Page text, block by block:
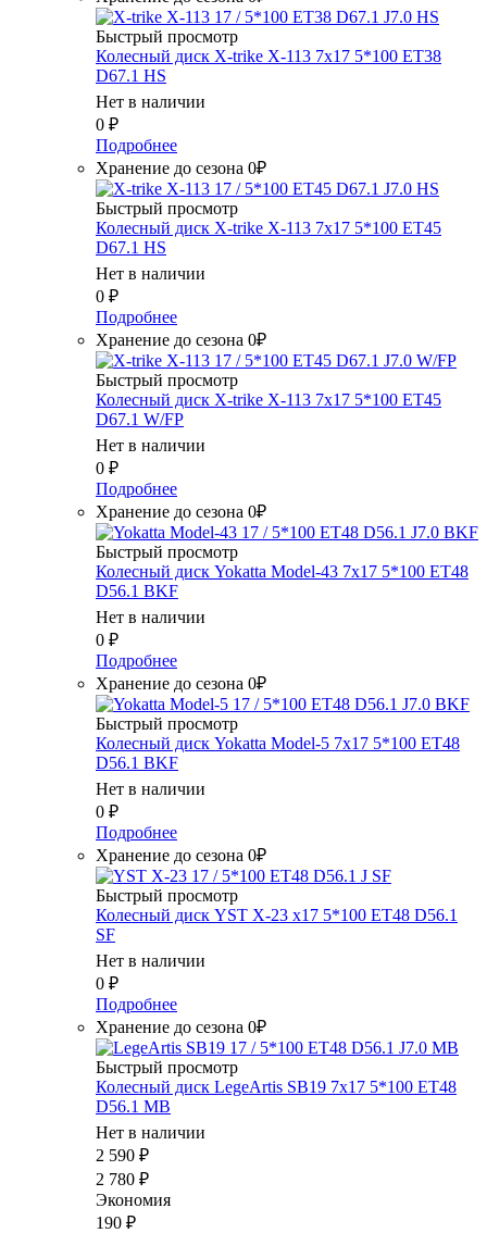
Быстрый просмотр
Колесный диск X-trike X-113 7x17 5*100 ET38
D67.1 HS
Нет в наличии
0 ₽
Подробнее
Хранение до сезона 0₽
Быстрый просмотр
Колесный диск X-trike X-113 7x17 5*100 ET45
D67.1 HS
Нет в наличии
0 ₽
Подробнее
Хранение до сезона 0₽
Быстрый просмотр
Колесный диск X-trike X-113 7x17 5*100 ET45
D67.1 W/FP
Нет в наличии
0 ₽
Подробнее
Хранение до сезона 0₽
Быстрый просмотр
Колесный диск Yokatta Model-43 7x17 5*100 ET48
D56.1 BKF
Нет в наличии
0 ₽
Подробнее
Хранение до сезона 0₽
Быстрый просмотр
Колесный диск Yokatta Model-5 7x17 5*100 ET48
D56.1 BKF
Нет в наличии
0 ₽
Подробнее
Хранение до сезона 0₽
Быстрый просмотр
Колесный диск YST X-23 x17 5*100 ET48 D56.1
SF
Нет в наличии
0 ₽
Подробнее
Хранение до сезона 0₽
Быстрый просмотр
Колесный диск LegeArtis SB19 7x17 5*100 ET48
D56.1 MB
Нет в наличии
2 590 ₽
2 780 ₽
Экономия
190 ₽